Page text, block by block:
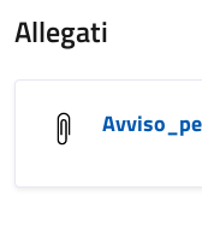
Allegati